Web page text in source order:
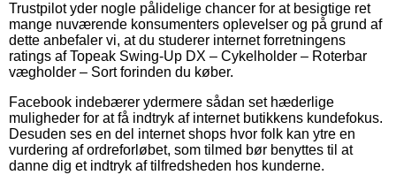
Trustpilot yder nogle pålidelige chancer for at besigtige ret
mange nuværende konsumenters oplevelser og på grund af
dette anbefaler vi, at du studerer internet forretningens
ratings af Topeak Swing-Up DX – Cykelholder – Roterbar
vægholder – Sort forinden du køber.
Facebook indebærer ydermere sådan set hæderlige
muligheder for at få indtryk af internet butikkens kundefokus.
Desuden ses en del internet shops hvor folk kan ytre en
vurdering af ordreforløbet, som tilmed bør benyttes til at
danne dig et indtryk af tilfredsheden hos kunderne.